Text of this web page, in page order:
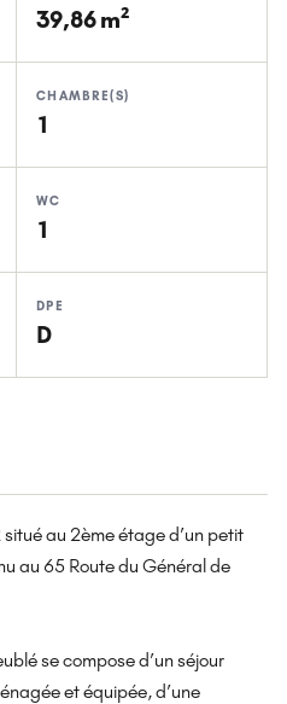
39,86 m²
CHAMBRE(S)
1
WC
1
DPE
D
au 2ème étage d’un petit
au 65 Route du Général de
se compose d’un séjour
et équipée, d’une